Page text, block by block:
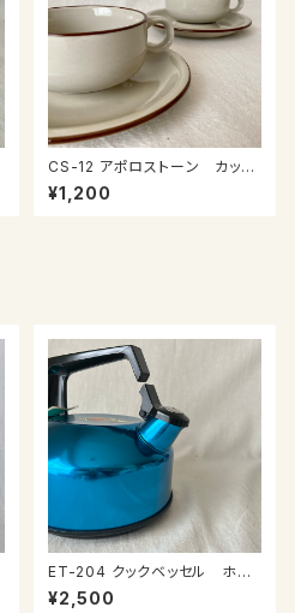
CS-12 アポロストーン カップ
＆ソーサー
¥1,200
ET-204 クックベッセル ホル
ンケトル２ℓ
¥2,500